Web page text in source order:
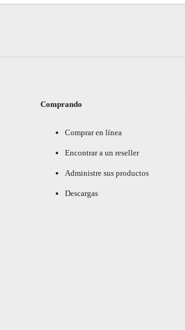
Comprando
Comprar en línea
Encontrar a un reseller
Administre sus productos
Descargas